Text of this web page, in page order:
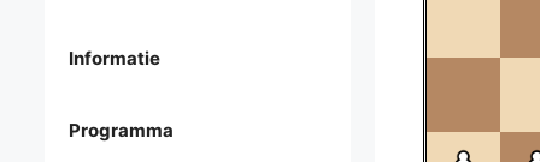
Informatie
Programma